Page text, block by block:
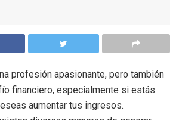
profesión apasionante, pero también
financiero, especialmente si estás
aumentar tus ingresos.